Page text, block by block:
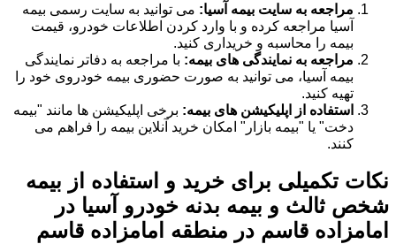
مراجعه به سایت بیمه آسیا: می توانید به سایت رسمی بیمه
آسیا مراجعه کرده و با وارد کردن اطلاعات خودرو، قیمت
بیمه را محاسبه و خریداری کنید.
مراجعه به نمایندگی های بیمه: با مراجعه به دفاتر نمایندگی
بیمه آسیا، می توانید به صورت حضوری بیمه خودروی خود را
تهیه کنید.
استفاده از اپلیکیشن های بیمه: برخی اپلیکیشن ها مانند "بیمه
دخت" یا "بیمه بازار" امکان خرید آنلاین بیمه را فراهم می
کنند.
نکات تکمیلی برای خرید و استفاده از بیمه
شخص ثالث و بیمه بدنه خودرو آسیا در
امامزاده قاسم در منطقه امامزاده قاسم